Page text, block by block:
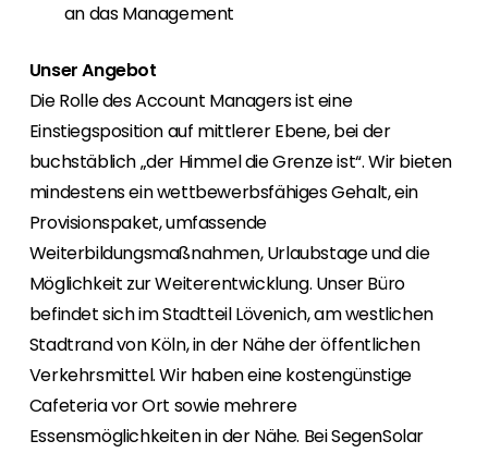
an das Management
Unser Angebot
Die Rolle des Account Managers ist eine
Einstiegsposition auf mittlerer Ebene, bei der
buchstäblich „der Himmel die Grenze ist“. Wir bieten
mindestens ein wettbewerbsfähiges Gehalt, ein
Provisionspaket, umfassende
Weiterbildungsmaßnahmen, Urlaubstage und die
Möglichkeit zur Weiterentwicklung. Unser Büro
befindet sich im Stadtteil Lövenich, am westlichen
Stadtrand von Köln, in der Nähe der öffentlichen
Verkehrsmittel. Wir haben eine kostengünstige
Cafeteria vor Ort sowie mehrere
Essensmöglichkeiten in der Nähe. Bei SegenSolar